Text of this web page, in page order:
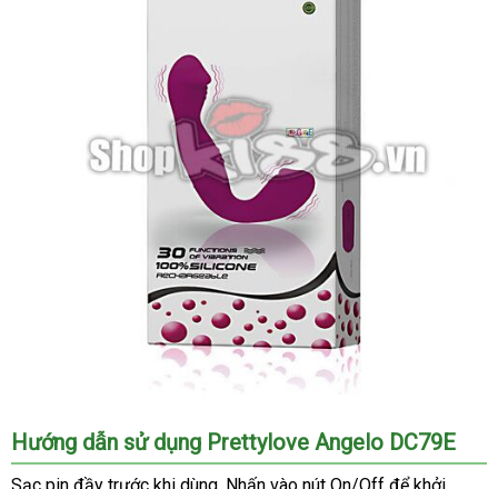
Dương
vật
giả
Hướng dẫn sử dụng Prettylove Angelo DC79E